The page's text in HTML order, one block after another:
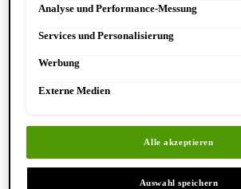
Gib morgens und abends 4-5
Epidermic Filler Serums auf dein
Gesicht.
Datenschutzinformationen.
Analyse und Performance-Messung
Services und Personalisierung
Werbung
Externe Medien
Alle akzeptieren
Auswahl speichern